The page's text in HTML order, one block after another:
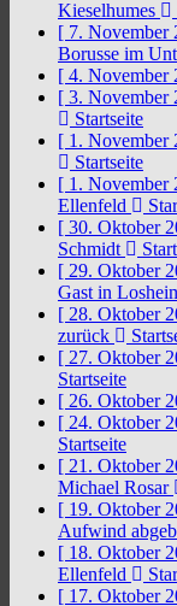
Kieselhumes
[ 7. November
Borusse im
[ 4. November
[ 3. November
Startseite
[ 1. November
Startseite
[ 1. November
Ellenfeld
[ 30. Oktober
Schmidt
[ 29. Oktober
Gast in
[ 28. Oktober
zurück
[ 27. Oktober
Startseite
[ 26. Oktober
[ 24. Oktober
Startseite
[ 21. Oktober
Michael Rosar
[ 19. Oktober
Aufwind
[ 18. Oktober
Ellenfeld
[ 17. Oktober